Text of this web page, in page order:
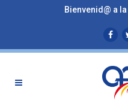
Bienvenid@ a